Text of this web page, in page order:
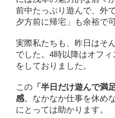
前中たっぷり遊んで、外
夕方前に帰宅」も余裕で可
実際私たちも、昨日はそ
でした。4時以降はオフ
をしておりました。
この 「半日だけ遊んで満
感。なかなか仕事を休め
にとっては助かります。